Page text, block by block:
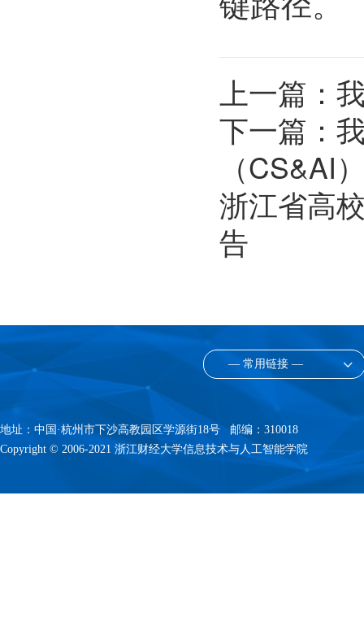
上一篇：
下一篇：
（CS&AI
浙江省高
告
— 常用链接 —
地址：中国·杭州市下沙高教园区学源街18号 邮编：310018
Copyright © 2006-2021 浙江财经大学信息技术与人工智能学院